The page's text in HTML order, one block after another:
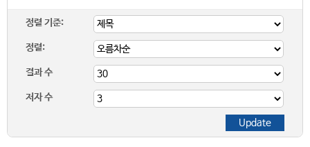
정렬 기준:
정렬:
결과 수
저자 수